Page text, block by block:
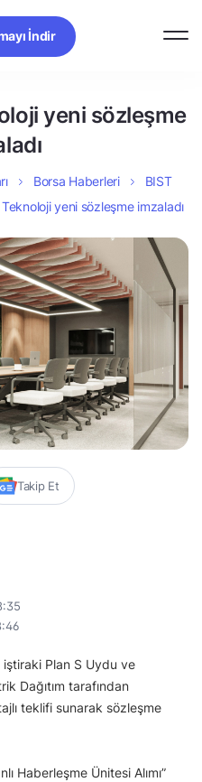
İndir
yeni sözleşme
Borsa Haberleri
BIST
yeni sözleşme imzaladı
Takip Et
Plan S Uydu ve
Dağıtım tarafından
teklifi sunarak sözleşme
Haberleşme Ünitesi Alımı”